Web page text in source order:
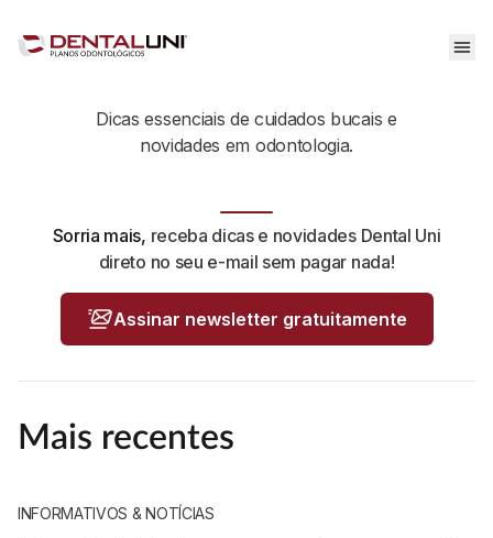
Notícias Dental Uni
Dicas essenciais de cuidados bucais e
novidades em odontologia.
Sorria mais, receba dicas e novidades Dental Uni
direto no seu e-mail sem pagar nada!
Assinar newsletter gratuitamente
Mais recentes
INFORMATIVOS & NOTÍCIAS